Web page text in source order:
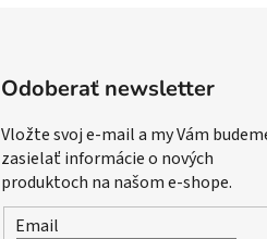
Odoberať newsletter
Vložte svoj e-mail a my Vám
zasielať informácie o nových
produktoch na našom e-shope.
Email